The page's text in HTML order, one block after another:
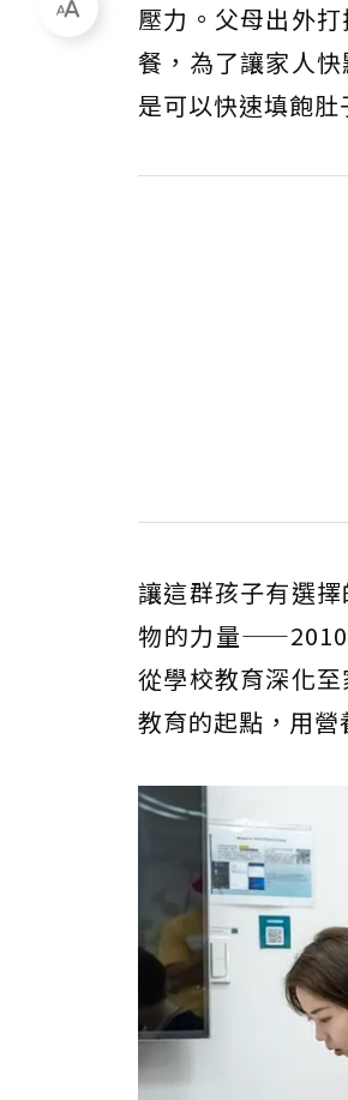
壓力。父母出外
餐，為了讓家人
是可以快速填飽肚
讓這群孩子有選
物的力量——2010
從學校教育深化
教育的起點，用營